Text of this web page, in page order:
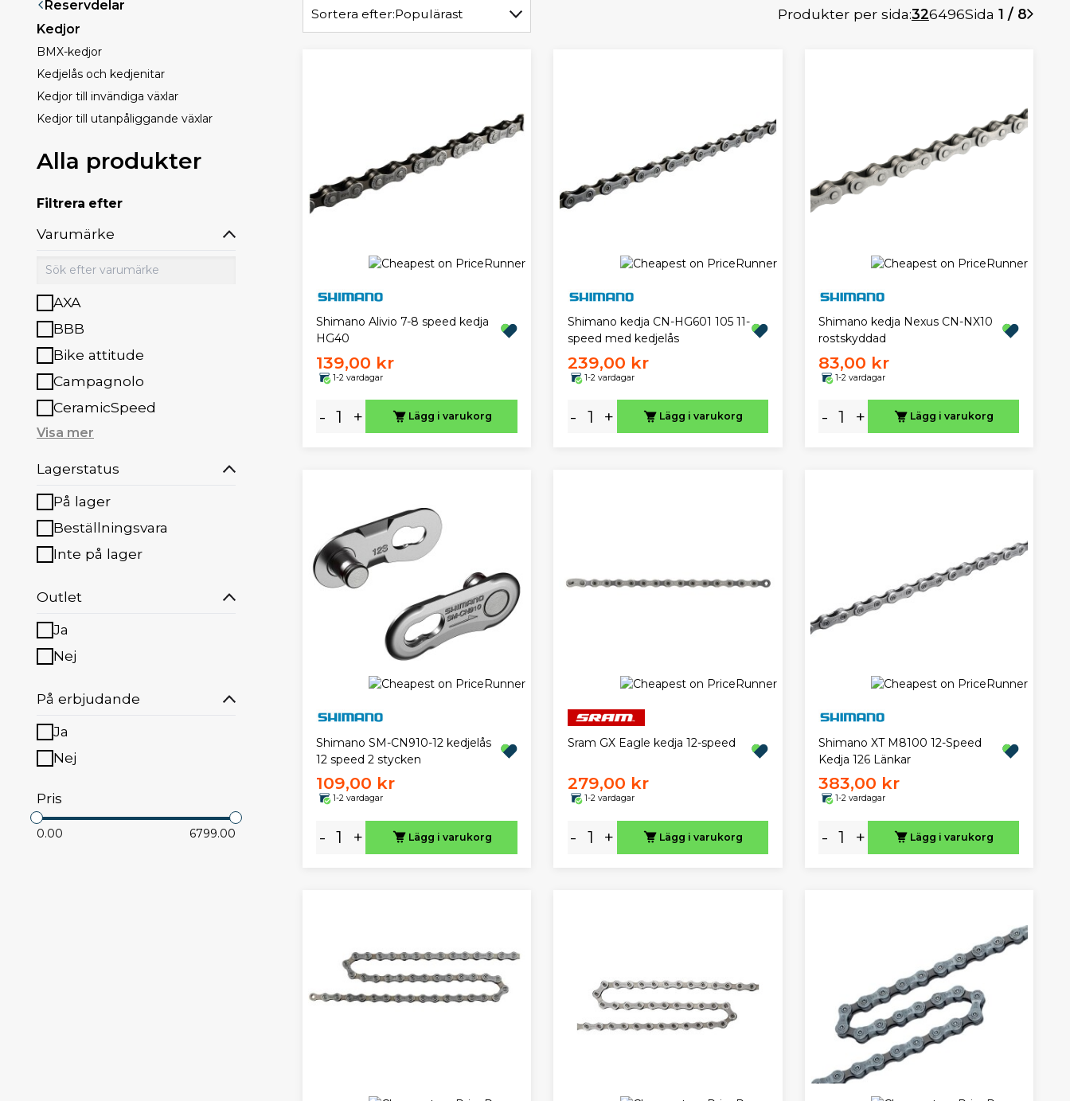
Reservdelar
Kedjor
BMX-kedjor
Kedjelås och kedjenitar
Kedjor till invändiga växlar
Kedjor till utanpåliggande växlar
Alla produkter
Filtrera efter
Varumärke
AXA
BBB
Bike attitude
Campagnolo
CeramicSpeed
Visa mer
Lagerstatus
På lager
Beställningsvara
Inte på lager
Outlet
Ja
Nej
På erbjudande
Ja
Nej
Pris
0.00 6799.00
Sortera efter:Populärast Produkter per sida:326496Sida 1 / 8
Shimano Alivio 7-8 speed kedja
HG40
139,00 kr
1-2 vardagar
- + Lägg i varukorg
Shimano kedja CN-HG601 105 11-
speed med kedjelås
239,00 kr
1-2 vardagar
- + Lägg i varukorg
Shimano kedja Nexus CN-NX10
rostskyddad
83,00 kr
1-2 vardagar
- + Lägg i varukorg
Shimano SM-CN910-12 kedjelås
12 speed 2 stycken
109,00 kr
1-2 vardagar
- + Lägg i varukorg
Sram GX Eagle kedja 12-speed
279,00 kr
1-2 vardagar
- + Lägg i varukorg
Shimano XT M8100 12-Speed
Kedja 126 Länkar
383,00 kr
1-2 vardagar
- + Lägg i varukorg